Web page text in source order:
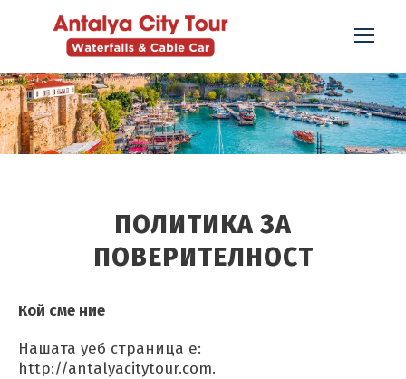
ПОЛИТИКА ЗА
ПОВЕРИТЕЛНОСТ
Кой сме ние
Нашата уеб страница е:
http://antalyacitytour.com.